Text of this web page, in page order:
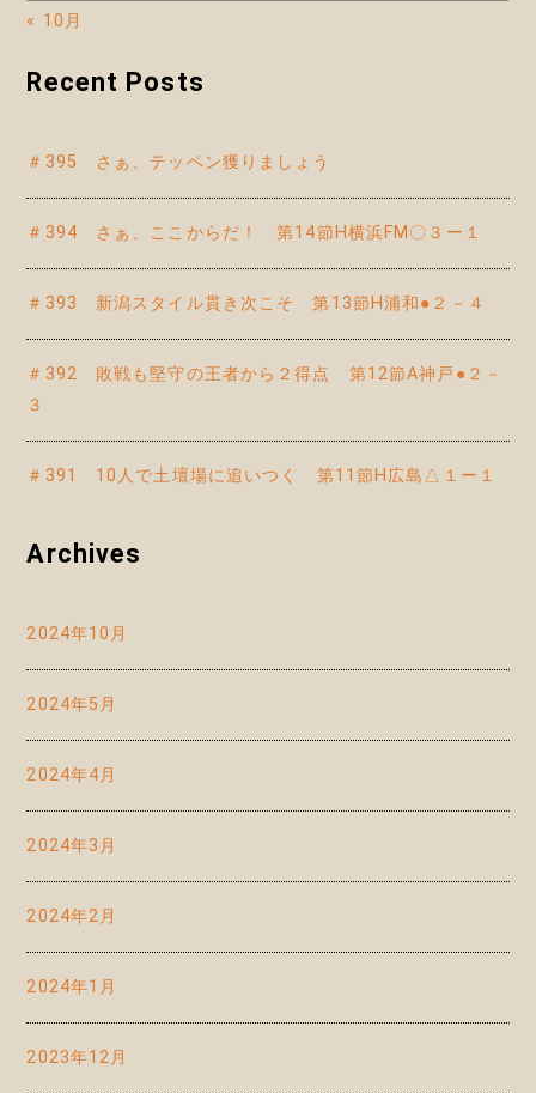
« 10月
Recent Posts
＃395 さぁ、テッペン獲りましょう
＃394 さぁ、ここからだ！ 第14節H横浜FM〇３ー１
＃393 新潟スタイル貫き次こそ 第13節H浦和●２－４
＃392 敗戦も堅守の王者から２得点 第12節A神戸●２－
３
＃391 10人で土壇場に追いつく 第11節H広島△１ー１
Archives
2024年10月
2024年5月
2024年4月
2024年3月
2024年2月
2024年1月
2023年12月